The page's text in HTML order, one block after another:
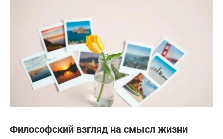
Философский взгляд на смысл жизни